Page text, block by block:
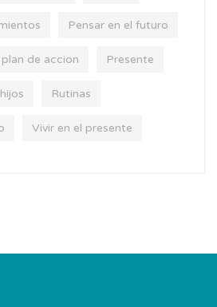
Pensar en el futuro
plan de accion Presente
Rutinas
Vivir en el presente